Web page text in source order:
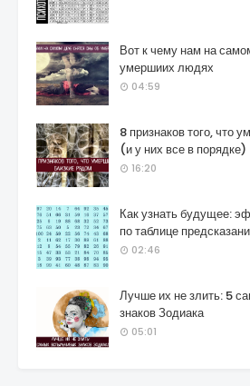
Вот к чему нам на
умершиих людях
04:59
8 признаков того, что
(и у них все в порядке)
16:20
Как узнать будущее:
по таблице
02:46
Лучше их не злить: 5
знаков Зодиака
05:01